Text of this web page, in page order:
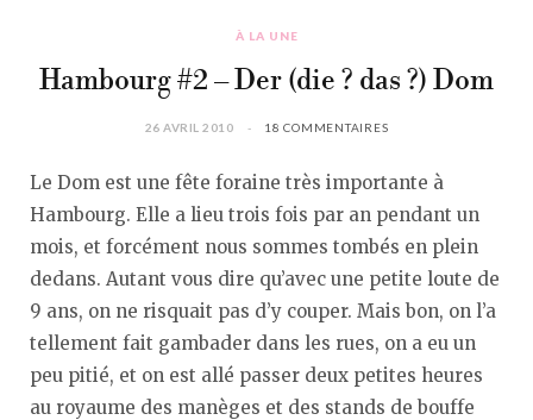
À LA UNE
Hambourg #2 – Der (die ? das ?) Dom
26 AVRIL 2010 18 COMMENTAIRES
Le Dom est une fête foraine très importante à
Hambourg. Elle a lieu trois fois par an pendant un
mois, et forcément nous sommes tombés en plein
dedans. Autant vous dire qu’avec une petite loute de
9 ans, on ne risquait pas d’y couper. Mais bon, on l’a
tellement fait gambader dans les rues, on a eu un
peu pitié, et on est allé passer deux petites heures
au royaume des manèges et des stands de bouffe